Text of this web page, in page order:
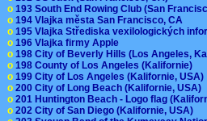
o 193 South End Rowing Club (San
o 194 Vlajka města San Francisco, CA
o 195 Vlajka Střediska vexilologických
o 196 Vlajka firmy Apple
o 198 City of Beverly Hills (Los Angeles,
o 198 County of Los Angeles (Kalifornie)
o 199 City of Los Angeles (Kalifornie,
o 200 City of Long Beach (Kalifornie, USA)
o 201 Huntington Beach - Logo flag
o 202 City of San Diego (Kalifornie, USA)